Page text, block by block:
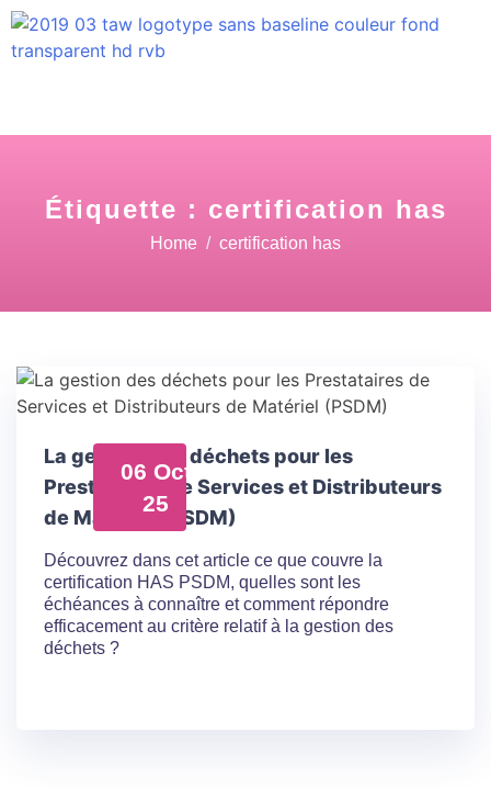
Étiquette : certification has
Home certification has
06 Oct
25
La gestion des déchets pour les
Prestataires de Services et Distributeurs
de Matériel (PSDM)
Découvrez dans cet article ce que couvre la
certification HAS PSDM, quelles sont les
échéances à connaître et comment répondre
efficacement au critère relatif à la gestion des
déchets ?